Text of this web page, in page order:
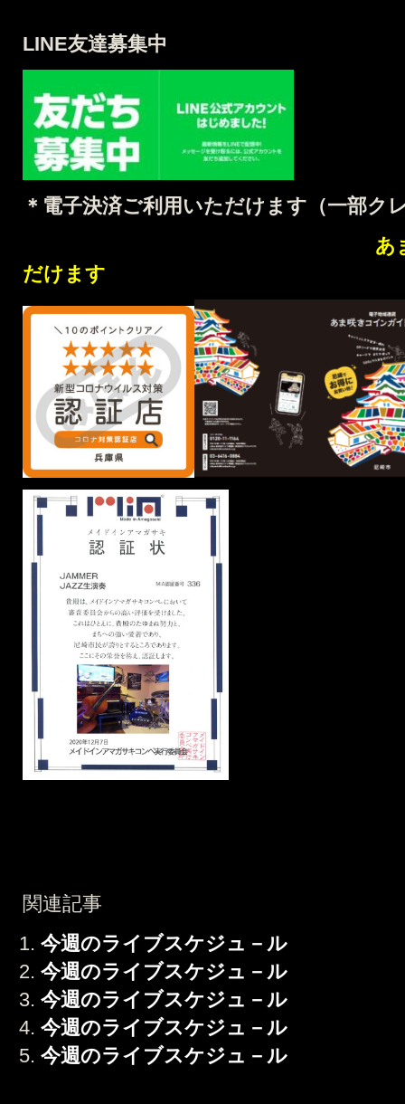
LINE友達募集中
＊電子決済ご利用いただけます（一部ク
あ
だけます
関連記事
今週のライブスケジュ－ル
今週のライブスケジュ－ル
今週のライブスケジュ－ル
今週のライブスケジュ－ル
今週のライブスケジュ－ル